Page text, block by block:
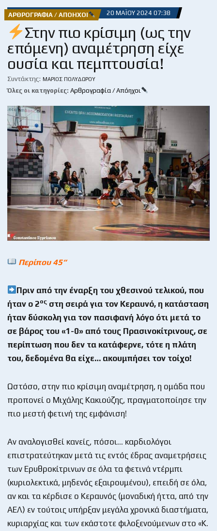
ΑΡΘΡΟΓΡΑΦΊΑ / ΑΠΌΗΧΟΙ 20 ΜΑΪ́ΟΥ 2024 07:38
Στην πιο κρίσιμη (ως την
επόμενη) αναμέτρηση είχε
ουσία και πεμπτουσία!
Συντάκτης: ΜΆΡΙΟΣ ΠΟΛΥΔΏΡΟΥ
Όλες οι κατηγορίες: Αρθρογραφία / Απόηχοι
Περίπου 45“
Πριν από την έναρξη του χθεσινού τελικού, που
ήταν ο 2ος στη σειρά για τον Κεραυνό, η κατάσταση
ήταν δύσκολη για τον πασιφανή λόγο ότι μετά το
σε βάρος του «1-0» από τους Πρασινοκίτρινους, σε
περίπτωση που δεν τα κατάφερνε, τότε η πλάτη
του, δεδομένα θα είχε… ακουμπήσει τον τοίχο!
Ωστόσο, στην πιο κρίσιμη αναμέτρηση, η ομάδα που
προπονεί ο Μιχάλης Κακιούζης, πραγματοποίησε την
πιο μεστή φετινή της εμφάνιση!
Αν αναλογισθεί κανείς, πόσοι… καρδιολόγοι
επιστρατεύτηκαν μετά τις εντός έδρας αναμετρήσεις
των Ερυθροκίτρινων σε όλα τα φετινά ντέρμπι
(κυριολεκτικά, μηδενός εξαιρουμένου), επειδή σε όλα,
αν και τα κέρδισε ο Κεραυνός (μοναδική ήττα, από την
ΑΕΛ) εν τούτοις υπήρξαν μεγάλα χρονικά διαστήματα,
κυριαρχίας και των εκάστοτε φιλοξενούμενων στο «Κ.